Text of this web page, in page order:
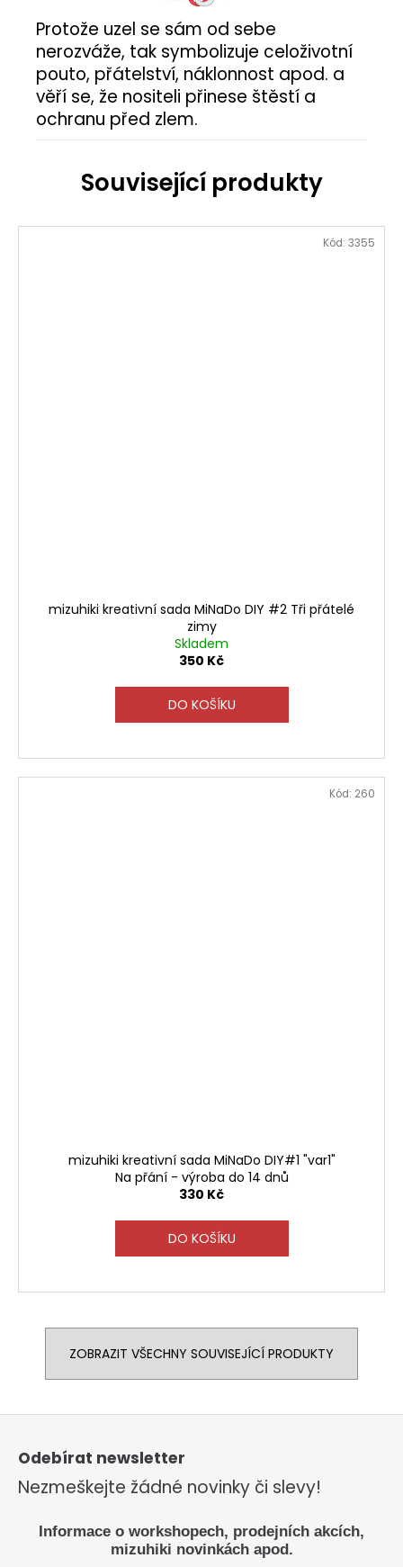
Protože uzel se sám od sebe
nerozváže, tak symbolizuje celoživotní
pouto, přátelství, náklonnost apod. a
věří se, že nositeli přinese štěstí a
ochranu před zlem.
mizuhiki kreativní sada MiNaDo DIY #2 Tři přátelé
zimy
Skladem
350 Kč
DO KOŠÍKU
Kód: 3355
mizuhiki kreativní sada MiNaDo DIY#1 "var1"
Na přání - výroba do 14 dnů
330 Kč
DO KOŠÍKU
Kód: 260
ZOBRAZIT VŠECHNY SOUVISEJÍCÍ PRODUKTY
Z
Odebírat newsletter
Nezmeškejte žádné novinky či slevy!
Informace o workshopech, prodejních akcích,
mizuhiki novinkách apod.